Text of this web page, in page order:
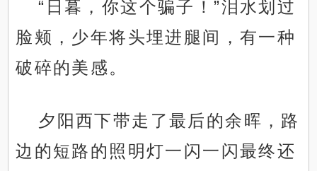
“日暮，你这个骗子！”泪水划过
脸颊，少年将头埋进腿间，有一种
破碎的美感。
夕阳西下带走了最后的余晖，路
边的短路的照明灯一闪一闪最终还